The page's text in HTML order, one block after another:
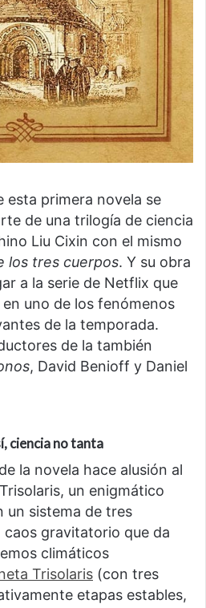
esta primera novela se
de una trilogía de ciencia
Liu Cixin con el mismo
los tres cuerpos. Y su obra
a la serie de Netflix que
uno de los fenómenos
de la temporada.
de la también
, David Benioff y Daniel
ciencia no tanta
la novela hace alusión al
un enigmático
un sistema de tres
caos gravitatorio que da
climáticos
Trisolaris (con tres
etapas estables,